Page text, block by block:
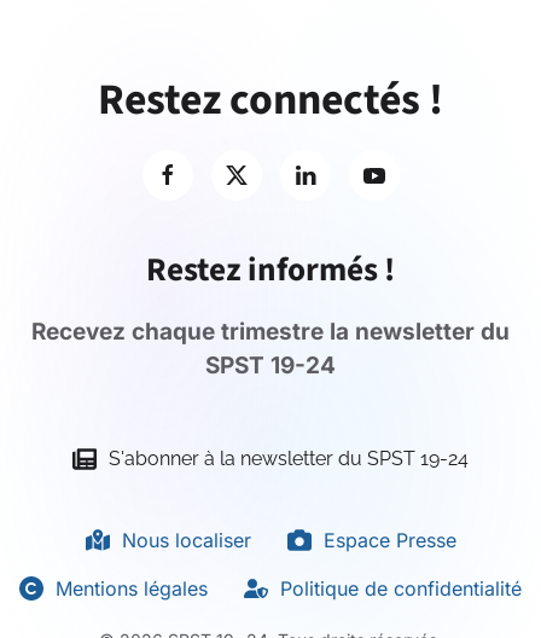
Restez connectés !
Restez informés !
Recevez chaque trimestre la newsletter du
SPST 19-24
S'abonner à la newsletter du SPST 19-24
Nous localiser Espace Presse
Mentions légales Politique de confidentialité